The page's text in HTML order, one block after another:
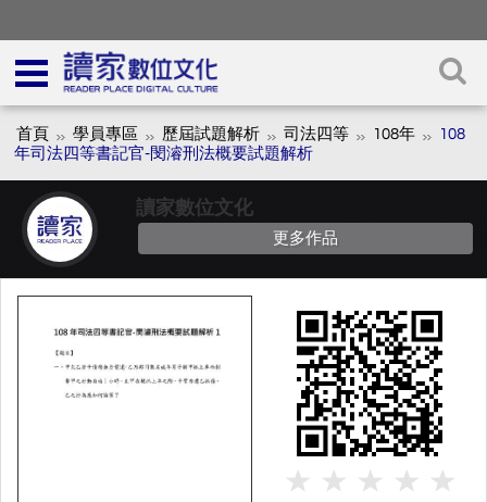
首頁 學員專區 歷屆試題解析 司法四等 108年
108
年司法四等書記官-閔濬刑法概要試題解析
讀家數位文化
更多作品